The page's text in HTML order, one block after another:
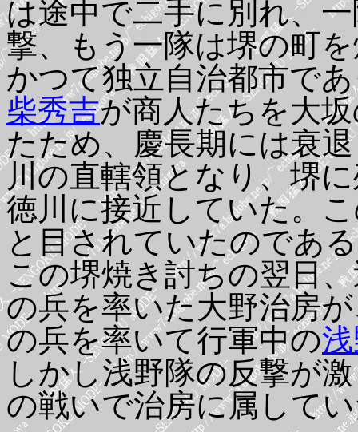
は途中で二手に別れ、
撃、もう一隊は堺の町
かつて独立自治都市で
柴秀吉が商人たちを大
たため、慶長期には衰
川の直轄領となり、堺
徳川に接近していた。
と目されていたのであ
この堺焼き討ちの翌日
の兵を率いた大野治房
の兵を率いて行軍中の
しかし浅野隊の反撃が
の戦いで治房に属して